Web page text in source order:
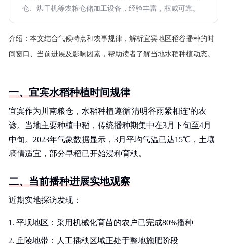
仓、烘干机等农粮仓储加工设备，经验丰富，权威可靠。
介绍： 本文结合气候特点和农事规律，解析宜宾地区稻谷播种的时
间窗口、当前进展及影响因素，帮助读者了解当地水稻种植动态。
一、宜宾水稻种植时间规律
宜宾作为川南粮仓，水稻种植遵循'清明谷雨紧相连'的农
谚。当地主要种植中稻，传统播种期集中在3月下旬至4月
中旬。2023年气象数据显示，3月平均气温已达15℃，土壤
墒情适宜，部分早稻已开始浸种育秧。
二、当前播种进展实地观察
近期实地探访发现：
平坝地区：采用机械化育苗的农户已完成80%播种
丘陵地带：人工插秧区域正处于整地施肥阶段